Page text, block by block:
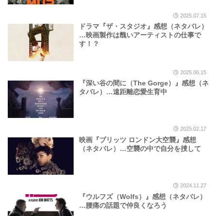
2025.07.15
ドラマ『ザ・スタジオ』感想（ネタバレ）
…映画製作は醜いアーティストの仕事で
す！？
2025.06.15
『深い谷の間に（The Gorge）』感想（ネ
タバレ）…遠距離恋愛生育中
2025.02.17
映画『ブリッツ ロンドン大空襲』感想
（ネタバレ）…空襲の中で自分を捜して
2024.11.27
『ウルフズ（Wolfs）』感想（ネタバレ）
…腰痛の話題で仲良くなろう